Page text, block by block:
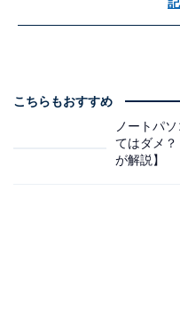
こちらもおすすめ
ノートパ
てはダメ
が解説】